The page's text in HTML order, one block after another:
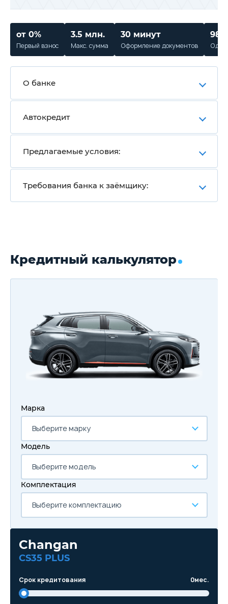
от 0%
Первый взнос
3.5 млн.
Макс. сумма
30 минут
Оформление документов
98%
О банке
Автокредит
Предлагаемые условия:
Требования банка к заёмщику:
Кредитный калькулятор
Марка
Выберите марку
Модель
Выберите модель
Комплектация
Выберите комплектацию
Changan
CS35 PLUS
Срок кредитования 0мес.